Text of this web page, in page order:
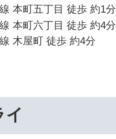
本町五丁目 徒歩 約1分
本町六丁目 徒歩 約4分
木屋町 徒歩 約4分
イ